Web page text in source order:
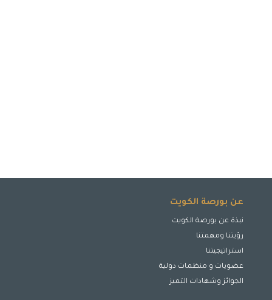
عن بورصة الكويت
نبذة عن بورصة الكويت
رؤيتنا ومهمتنا
استراتيجيتنا
عضويات و منظمات دولية
الجوائز وشهادات التميز